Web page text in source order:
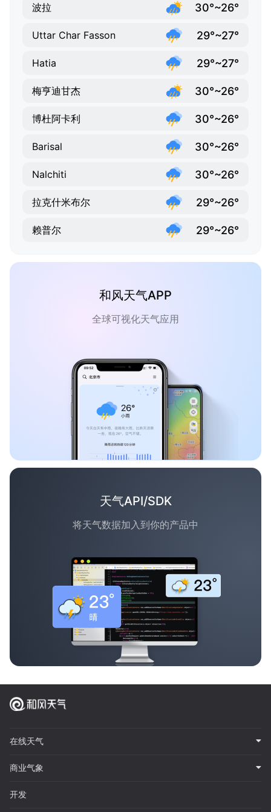
波拉 30°~26°
Uttar Char Fasson 29°~27°
Hatia 29°~27°
梅亨迪甘杰 30°~26°
博杜阿卡利 30°~26°
Barisal 30°~26°
Nalchiti 30°~26°
拉克什米布尔 29°~26°
赖普尔 29°~26°
和风天气APP
全球可视化天气应用
天气API/SDK
将天气数据加入到你的产品中
在线天气
商业气象
开发